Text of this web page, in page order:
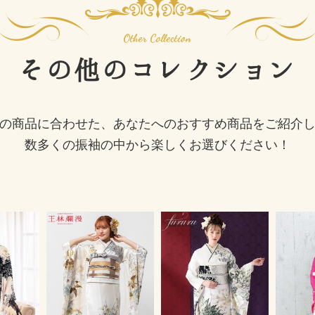
その他の コレクション
商品に合わせた、あなたへのおすすめ商品をご紹介
数多くの振袖の中から楽しくお選びください！